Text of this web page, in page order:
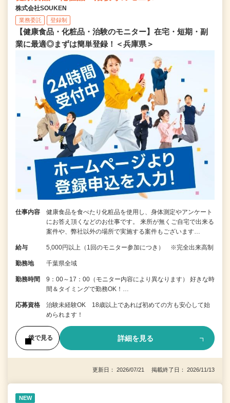
株式会社SOUKEN
業務委託 登録制
【健康食品・化粧品・治験のモニター】在宅・短期・副
業に最適◎まずは簡単登録！＜兵庫県＞
仕事内容
健康食品を食べたり化粧品を使用し、身体測定やアンケート
にお答え頂くなどのお仕事です。 来所が無くご自宅で出来る
案件や、弊社以外の場所で実施する案件もございます…
給与 5,000円以上（1回のモニター参加につき） ※完全出来高制
勤務地 千葉県全域
勤務時間
9：00～17：00（モニター内容により異なります） 好きな時
間＆タイミングで勤務OK！…
応募資格
治験未経験OK 18歳以上であれば初めての方も安心して始
められます！
後で見る 詳細を見る
更新日： 2026/07/21 掲載終了日： 2026/11/13
NEW